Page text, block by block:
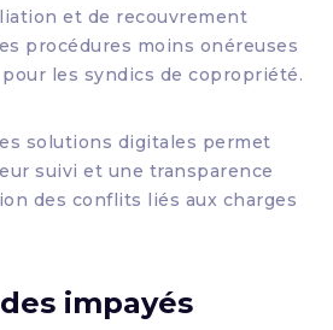
et de recouvrement
procédures moins onéreuses
les syndics de copropriété.
solutions digitales permet
suivi et une transparence
des conflits liés aux charges
impayés